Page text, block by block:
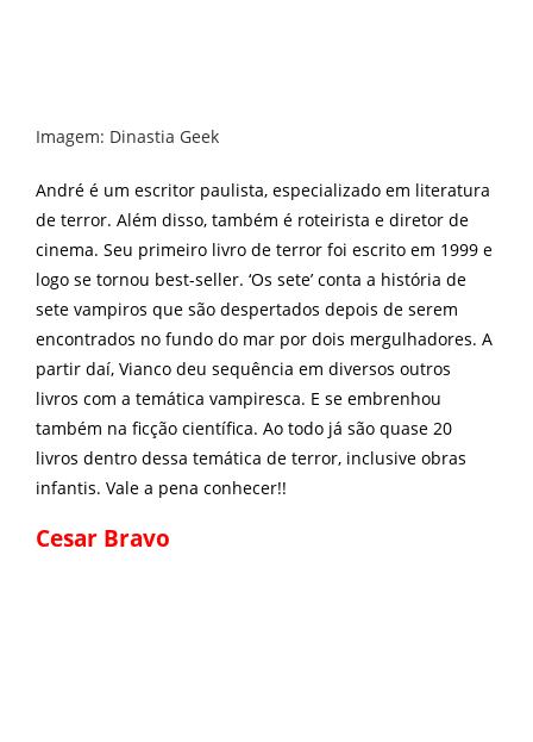
Imagem: Dinastia Geek
André é um escritor paulista, especializado em literatura
de terror. Além disso, também é roteirista e diretor de
cinema. Seu primeiro livro de terror foi escrito em 1999 e
logo se tornou best-seller. ‘Os sete’ conta a história de
sete vampiros que são despertados depois de serem
encontrados no fundo do mar por dois mergulhadores. A
partir daí, Vianco deu sequência em diversos outros
livros com a temática vampiresca. E se embrenhou
também na ficção científica. Ao todo já são quase 20
livros dentro dessa temática de terror, inclusive obras
infantis. Vale a pena conhecer!!
Cesar Bravo